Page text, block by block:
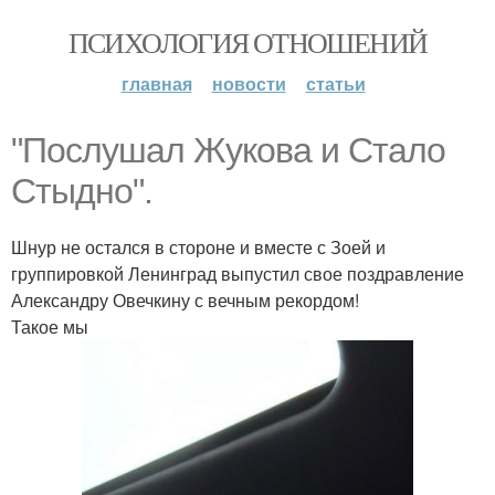
ПСИХОЛОГИЯ ОТНОШЕНИЙ
главная новости статьи
"Послушал Жукова и Стало
Стыдно".
Шнур не остался в стороне и вместе с Зоей и
группировкой Ленинград выпустил свое поздравление
Александру Овечкину с вечным рекордом!
Такое мы